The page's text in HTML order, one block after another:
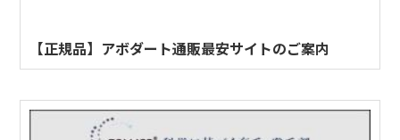
【正規品】アボダート通販最安サイトのご案内